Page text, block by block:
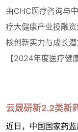
由CHC医疗咨询与
疗大健康产业投融
核创新实力与成长
【2024年度医疗健
云晟研新2.2类新
近日，中国国家药